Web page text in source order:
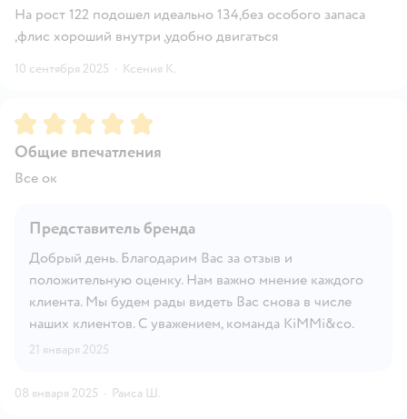
На рост 122 подошел идеально 134,без особого запаса
,флис хороший внутри ,удобно двигаться
10 сентября 2025 · Ксения К.
Рейтинг:5
Общие впечатления
Все ок
Представитель бренда
Добрый день. Благодарим Вас за отзыв и
положительную оценку. Нам важно мнение каждого
клиента. Мы будем рады видеть Вас снова в числе
наших клиентов. С уважением, команда KiMMi&co.
21 января 2025
08 января 2025 · Раиса Ш.